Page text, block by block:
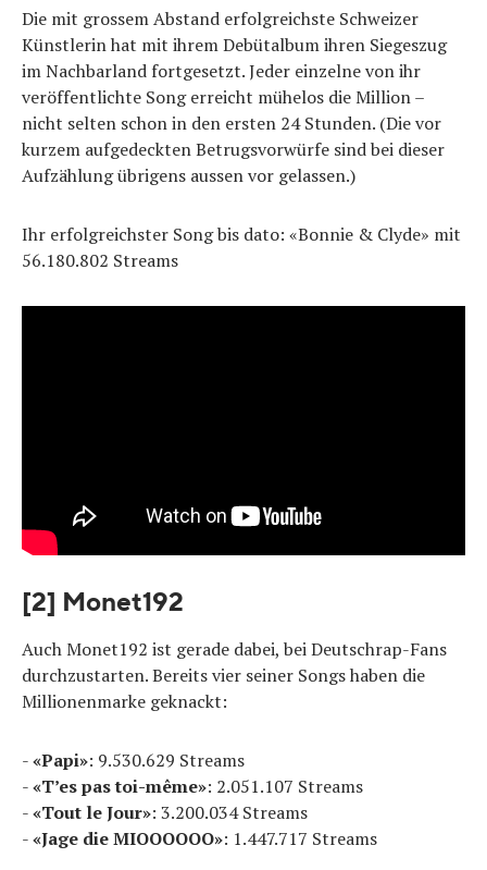
Die mit grossem Abstand erfolgreichste Schweizer
Künstlerin hat mit ihrem Debütalbum ihren Siegeszug
im Nachbarland fortgesetzt. Jeder einzelne von ihr
veröffentlichte Song erreicht mühelos die Million –
nicht selten schon in den ersten 24 Stunden. (Die vor
kurzem aufgedeckten Betrugsvorwürfe sind bei dieser
Aufzählung übrigens aussen vor gelassen.)
Ihr erfolgreichster Song bis dato: «Bonnie & Clyde» mit
56.180.802 Streams
[2] Monet192
Auch Monet192 ist gerade dabei, bei Deutschrap-Fans
durchzustarten. Bereits vier seiner Songs haben die
Millionenmarke geknackt:
-«Papi»: 9.530.629 Streams
-«T’es pas toi-même»: 2.051.107 Streams
-«Tout le Jour»: 3.200.034 Streams
-«Jage die MIOOOOOO»: 1.447.717 Streams